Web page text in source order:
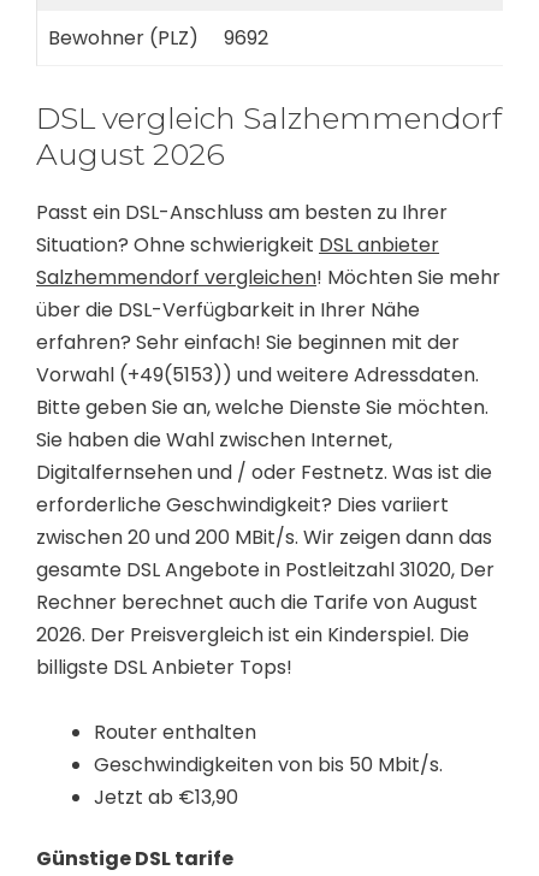
Bewohner (PLZ)
9692
DSL vergleich Salzhemmendorf
August 2026
Passt ein DSL-Anschluss am besten zu Ihrer
Situation? Ohne schwierigkeit DSL anbieter
Salzhemmendorf vergleichen! Möchten Sie mehr
über die DSL-Verfügbarkeit in Ihrer Nähe
erfahren? Sehr einfach! Sie beginnen mit der
Vorwahl (+49(5153)) und weitere Adressdaten.
Bitte geben Sie an, welche Dienste Sie möchten.
Sie haben die Wahl zwischen Internet,
Digitalfernsehen und / oder Festnetz. Was ist die
erforderliche Geschwindigkeit? Dies variiert
zwischen 20 und 200 MBit/s. Wir zeigen dann das
gesamte DSL Angebote in Postleitzahl 31020, Der
Rechner berechnet auch die Tarife von August
2026. Der Preisvergleich ist ein Kinderspiel. Die
billigste DSL Anbieter Tops!
Router enthalten
Geschwindigkeiten von bis 50 Mbit/s.
Jetzt ab €13,90
Günstige DSL tarife